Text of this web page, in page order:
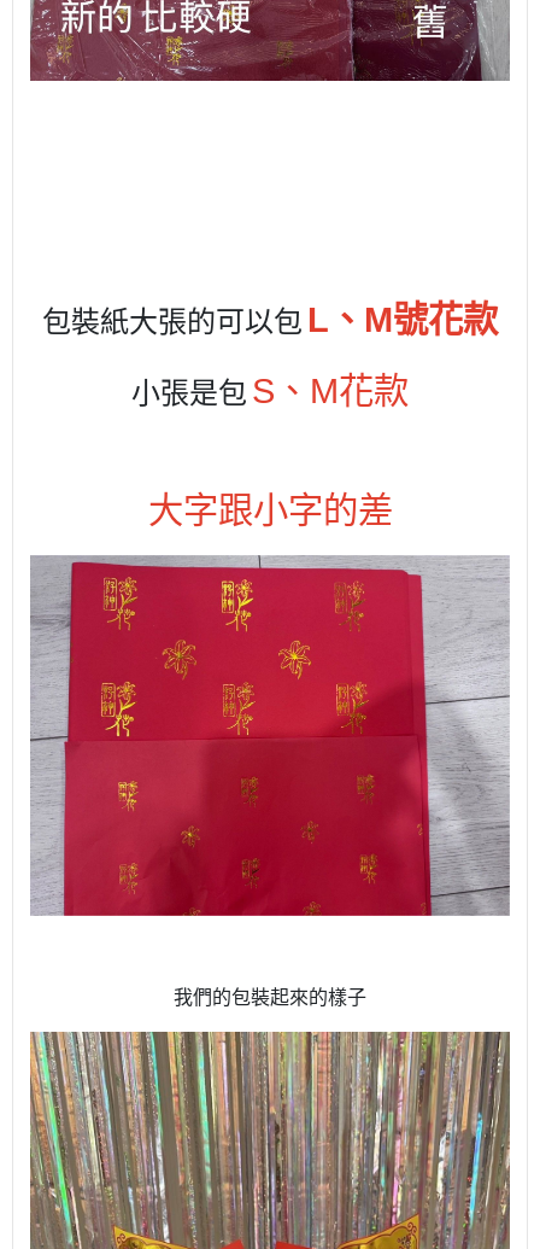
包裝紙大張的可以包 L、M號花款
小張是包 S、M花款
大字跟小字的差
我們的包裝起來的樣子